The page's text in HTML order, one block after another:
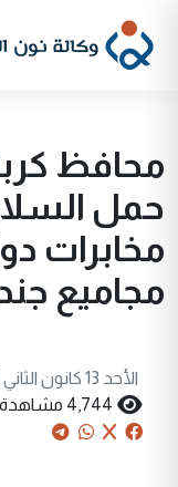
محافظ
حمل
مخابرات
مجاميع
الأحد 13 كانون الثاني 2008
4,744 مشاهدة